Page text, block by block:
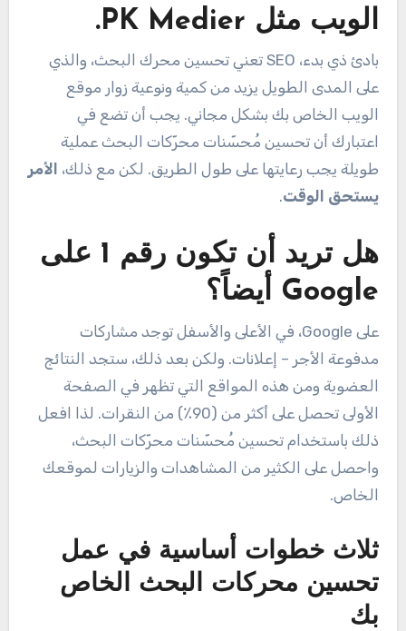
الويب مثل PK Medier.
بادئ ذي بدء، SEO تعني تحسين محرك البحث، والذي
على المدى الطويل يزيد من كمية ونوعية زوار موقع
الويب الخاص بك بشكل مجاني. يجب أن تضع في
اعتبارك أن تحسين مُحسّنات محرّكات البحث عملية
طويلة يجب رعايتها على طول الطريق. لكن مع ذلك، الأمر
يستحق الوقت.
هل تريد أن تكون رقم 1 على
Google أيضاً؟
على Google، في الأعلى والأسفل توجد مشاركات
مدفوعة الأجر – إعلانات. ولكن بعد ذلك، ستجد النتائج
العضوية ومن هذه المواقع التي تظهر في الصفحة
الأولى تحصل على أكثر من (90٪) من النقرات. لذا افعل
ذلك باستخدام تحسين مُحسّنات محرّكات البحث،
واحصل على الكثير من المشاهدات والزيارات لموقعك
الخاص.
ثلاث خطوات أساسية في عمل
تحسين محركات البحث الخاص
بك